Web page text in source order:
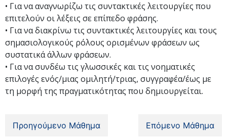
• Για να αναγνωρίζω τις συντακτικές λειτουργίες που
επιτελούν οι λέξεις σε επίπεδο φράσης.
• Για να διακρίνω τις συντακτικές λειτουργίες και τους
σημασιολογικούς ρόλους ορισμένων φράσεων ως
συστατικά άλλων φράσεων.
• Για να συνδέω τις γλωσσικές και τις νοηματικές
επιλογές ενός/μιας ομιλητή/τριας, συγγραφέα/έως με
τη μορφή της πραγματικότητας που δημιουργείται.
Προηγούμενο Μάθημα Επόμενο Μάθημα